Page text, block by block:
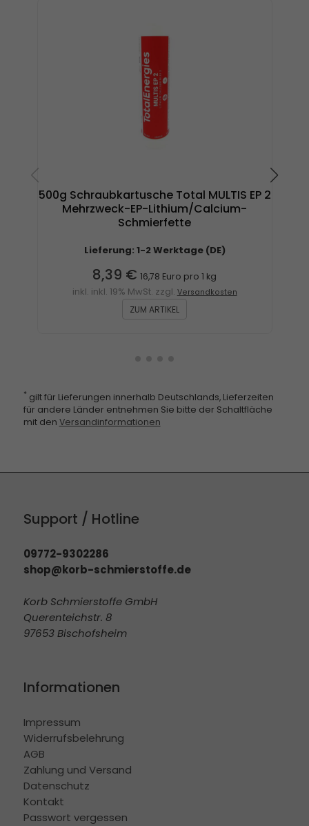
500g Schraubkartusche Total MULTIS EP 2
Mehrzweck-EP-Lithium/Calcium-
Schmierfette
Lieferung: 1-2 Werktage (DE)
8,39 € 16,78 Euro pro 1 kg
inkl. inkl. 19% MwSt. zzgl. Versandkosten
ZUM ARTIKEL
* gilt für Lieferungen innerhalb Deutschlands, Lieferzeiten
für andere Länder entnehmen Sie bitte der Schaltfläche
mit den Versandinformationen
Support / Hotline
09772-9302286
shop@korb-schmierstoffe.de
Korb Schmierstoffe GmbH
Querenteichstr. 8
97653 Bischofsheim
Informationen
Impressum
Widerrufsbelehrung
AGB
Zahlung und Versand
Datenschutz
Kontakt
Passwort vergessen